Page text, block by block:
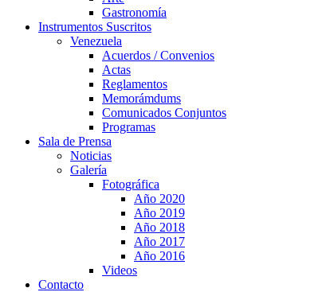
Gastronomía
Instrumentos Suscritos
Venezuela
Acuerdos / Convenios
Actas
Reglamentos
Memorámdums
Comunicados Conjuntos
Programas
Sala de Prensa
Noticias
Galería
Fotográfica
Año 2020
Año 2019
Año 2018
Año 2017
Año 2016
Videos
Contacto